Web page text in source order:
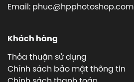
Email: phuc@hpphotoshop.com
Khách hàng
Thỏa thuận sử dụng
Chính sách bảo mật thông tin